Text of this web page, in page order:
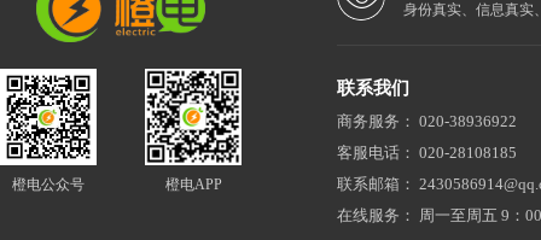
橙电公众号 橙电APP
身份真实、信息真实
联系我们
商务服务： 020-38936922
客服电话： 020-28108185
联系邮箱：
在线服务： 周一至周五 9：